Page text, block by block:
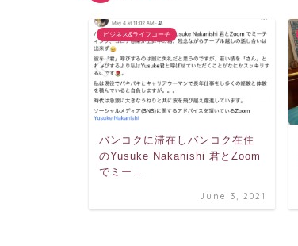
ビジネス&ライフコーチ
バンコクに滞在しバンコク在住
のYusuke Nakanishi 君とZoom
でミー...
June 3, 2021